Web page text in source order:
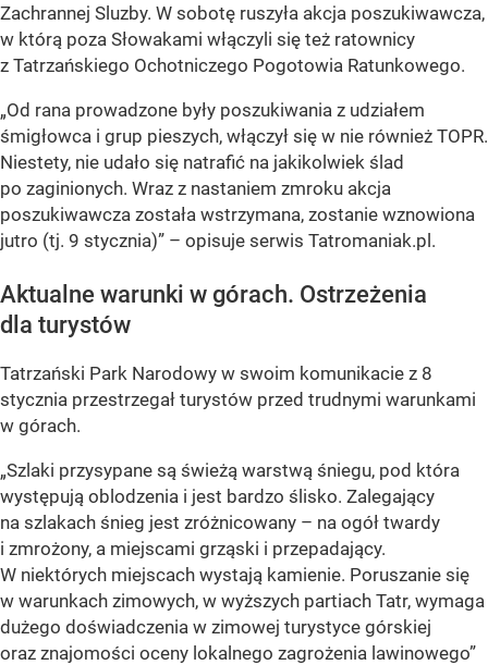
Zachrannej Sluzby. W sobotę ruszyła akcja poszukiwawcza,
w którą poza Słowakami włączyli się też ratownicy
z Tatrzańskiego Ochotniczego Pogotowia Ratunkowego.
„Od rana prowadzone były poszukiwania z udziałem
śmigłowca i grup pieszych, włączył się w nie również TOPR.
Niestety, nie udało się natrafić na jakikolwiek ślad
po zaginionych. Wraz z nastaniem zmroku akcja
poszukiwawcza została wstrzymana, zostanie wznowiona
jutro (tj. 9 stycznia)” – opisuje serwis Tatromaniak.pl.
Aktualne warunki w górach. Ostrzeżenia
dla turystów
Tatrzański Park Narodowy w swoim komunikacie z 8
stycznia przestrzegał turystów przed trudnymi warunkami
w górach.
„Szlaki przysypane są świeżą warstwą śniegu, pod która
występują oblodzenia i jest bardzo ślisko. Zalegający
na szlakach śnieg jest zróżnicowany – na ogół twardy
i zmrożony, a miejscami grząski i przepadający.
W niektórych miejscach wystają kamienie. Poruszanie się
w warunkach zimowych, w wyższych partiach Tatr, wymaga
dużego doświadczenia w zimowej turystyce górskiej
oraz znajomości oceny lokalnego zagrożenia lawinowego”